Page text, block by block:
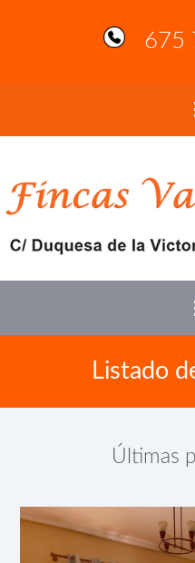
675
Listado
Últimas